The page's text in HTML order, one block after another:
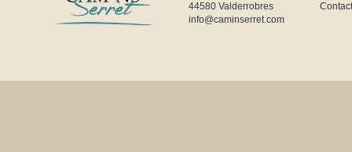
44580 Valderrobres
info@caminserret.com